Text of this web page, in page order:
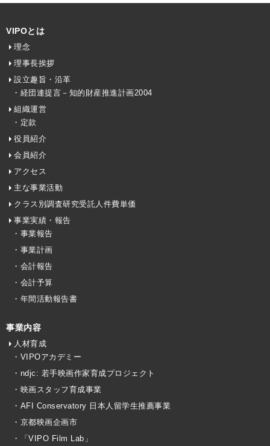
VIPOとは
理念
理事長挨拶
設立趣旨・沿革
・経団連提言－知的財産推進計画2004
組織運営
・定款
役員紹介
会員紹介
アクセス
主な事業活動
クラス別調査研究受託人件費単価
事業実績・報告
・事業報告
・事業計画
・会計報告
・会計予算
・年間活動報告書
事業内容
人材育成
・VIPOアカデミー
・ndjc: 若手映画作家育成プロジェクト
・映画スタッフ育成事業
・AFI Conservatory 日本人留学生推薦事業
・京都映画企画市
・「VIPO Film Lab」